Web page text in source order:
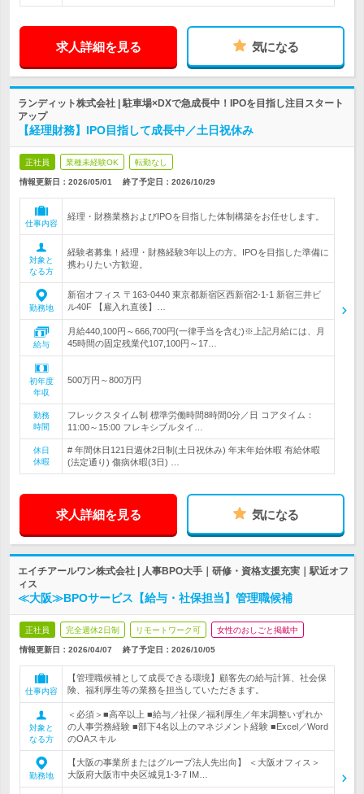
求人詳細を見る 気になる
ランディット株式会社 | 駐車場×DXで急成長中！IPOを目指し注目スタート
アップ
【経理財務】IPO目指して成長中／土日祝休み
正社員 業種未経験OK 転勤なし
情報更新日：2026/05/01 終了予定日： 2026/10/29
仕事内容
経理・財務業務およびIPOを目指した体制構築をお任せします。
対象と
なる方
経験者募集！経理・財務経験3年以上の方。IPOを目指した準備に
携わりたい方歓迎。
勤務地
新宿オフィス 〒163-0440 東京都新宿区西新宿2-1-1 新宿三井ビ
ル40F 【雇入れ直後】…
給与
月給440,100円～666,700円(一律手当を含む)※上記月給には、月
45時間の固定残業代107,100円～17…
初年度
年収
500万円～800万円
勤務
時間
フレックスタイム制 標準労働時間8時間0分／日 コアタイム：
11:00～15:00 フレキシブルタイ…
休日
休暇
# 年間休日121日週休2日制(土日祝休み) 年末年始休暇 有給休暇
(法定通り) 傷病休暇(3日) …
求人詳細を見る 気になる
エイチアールワン株式会社 | 人事BPO大手｜研修・資格支援充実｜駅近オフ
ィス
≪大阪≫BPOサービス【給与・社保担当】管理職候補
正社員 完全週休2日制 リモートワーク可 女性のおしごと掲載中
情報更新日：2026/04/07 終了予定日： 2026/10/05
仕事内容
【管理職候補として成長できる環境】顧客先の給与計算、社会保
険、福利厚生等の業務を担当していただきます。
対象と
なる方
＜必須＞■高卒以上 ■給与／社保／福利厚生／年末調整いずれか
の人事労務経験 ■部下4名以上のマネジメント経験 ■Excel／Word
のOAスキル
勤務地
【大阪の事業所またはグループ法人先出向】 ＜大阪オフィス＞
大阪府大阪市中央区城見1-3-7 IM…